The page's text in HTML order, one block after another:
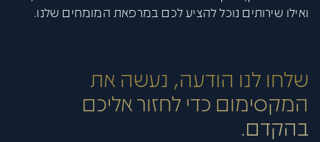
ואילו שירותים נוכל להציע לכם במרפאת המומחים שלנו.
שלחו לנו הודעה, נעשה את
המקסימום כדי לחזור אליכם
בהקדם.